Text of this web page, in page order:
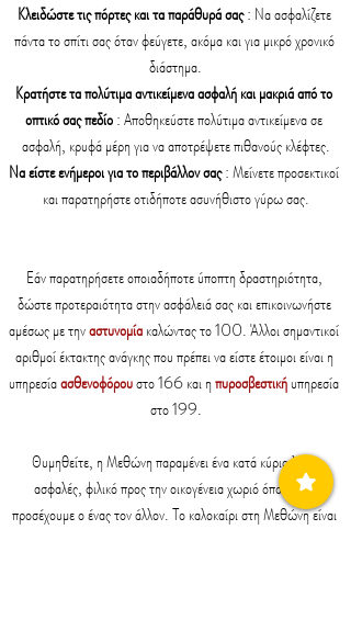
Κλειδώστε τις πόρτες και τα παράθυρά σας : Να ασφαλίζετε
πάντα το σπίτι σας όταν φεύγετε, ακόμα και για μικρό χρονικό
διάστημα.
Κρατήστε τα πολύτιμα αντικείμενα ασφαλή και μακριά από το
οπτικό σας πεδίο : Αποθηκεύστε πολύτιμα αντικείμενα σε
ασφαλή, κρυφά μέρη για να αποτρέψετε πιθανούς κλέφτες.
Να είστε ενήμεροι για το περιβάλλον σας : Μείνετε προσεκτικοί
και παρατηρήστε οτιδήποτε ασυνήθιστο γύρω σας.
Εάν παρατηρήσετε οποιαδήποτε ύποπτη δραστηριότητα,
δώστε προτεραιότητα στην ασφάλειά σας και επικοινωνήστε
αμέσως με την αστυνομία καλώντας το 100. Άλλοι σημαντικοί
αριθμοί έκτακτης ανάγκης που πρέπει να είστε έτοιμοι είναι η
υπηρεσία ασθενοφόρου στο 166 και η πυροσβεστική υπηρεσία
στο 199.
Θυμηθείτε, η Μεθώνη παραμένει ένα κατά κύριο λόγο
ασφαλές, φιλικό προς την οικογένεια χωριό όπου όλοι
προσέχουμε ο ένας τον άλλον. Το καλοκαίρι στη Μεθώνη είναι